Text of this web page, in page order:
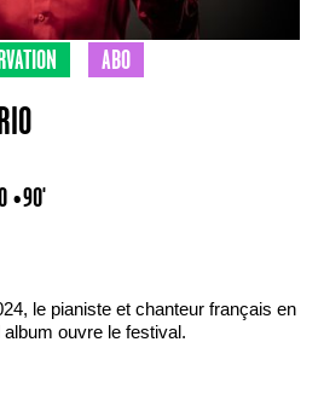
ABO
• 90'
le pianiste et chanteur français en
ouvre le festival.